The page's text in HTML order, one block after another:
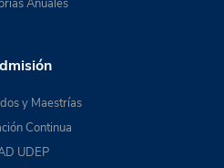
Anuales
y Maestrías
Continua
UDEP